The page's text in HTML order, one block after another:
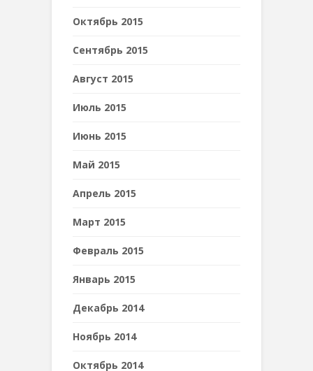
Октябрь 2015
Сентябрь 2015
Август 2015
Июль 2015
Июнь 2015
Май 2015
Апрель 2015
Март 2015
Февраль 2015
Январь 2015
Декабрь 2014
Ноябрь 2014
Октябрь 2014